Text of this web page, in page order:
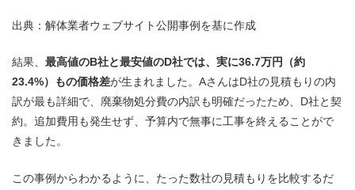
出典：解体業者ウェブサイト公開事例を基に作成
結果、 最高値のB社と最安値のD社では、実に36.7万円（約
23.4%）もの価格差が生まれました。AさんはD社の見積もりの内
訳が最も詳細で、廃棄物処分費の内訳も明確だったため、D社と契
約。追加費用も発生せず、予算内で無事に工事を終えることがで
きました。
この事例からわかるように、たった数社の見積もりを比較するだ